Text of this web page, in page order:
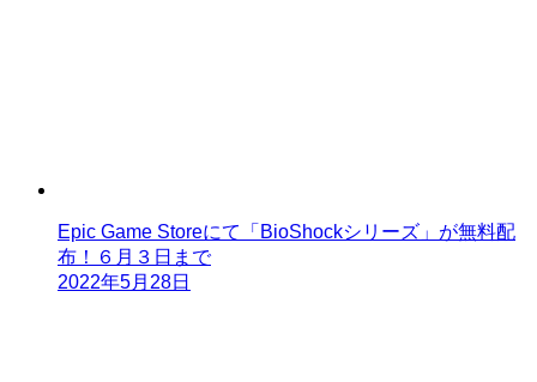
Epic Game Storeにて「BioShockシリーズ」が無料配
布！６月３日まで
2022年5月28日